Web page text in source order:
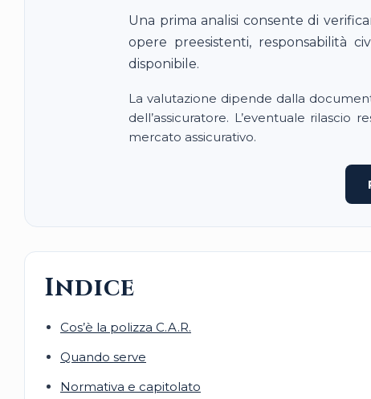
Una prima analisi consente di
opere preesistenti, responsabilità
disponibile.
La valutazione dipende dalla
dell’assicuratore. L’eventuale rilascio
mercato assicurativo.
Indice
Cos’è la polizza C.A.R.
Quando serve
Normativa e capitolato